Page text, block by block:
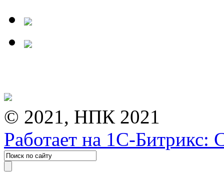
© 2021, НПК 2021
Работает на 1С-Битрикс: